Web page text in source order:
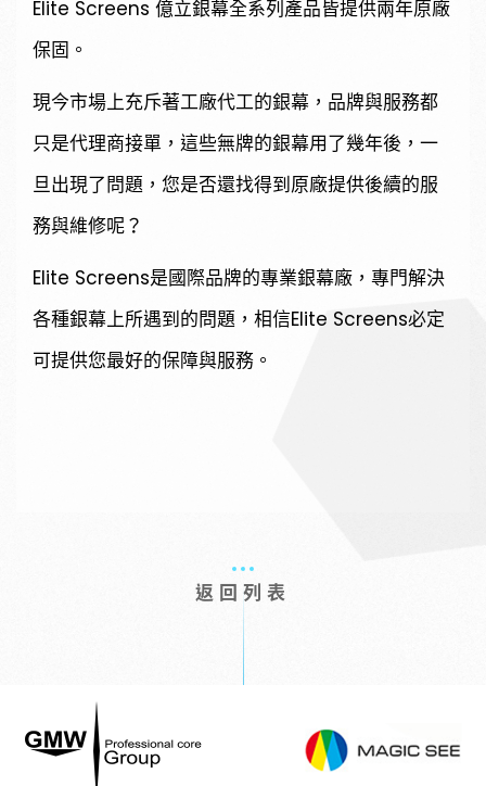
Elite Screens 億立銀幕全系列產品皆提供兩年原廠
保固。
現今市場上充斥著工廠代工的銀幕，品牌與服務都
只是代理商接單，這些無牌的銀幕用了幾年後，一
旦出現了問題，您是否還找得到原廠提供後續的服
務與維修呢？
Elite Screens是國際品牌的專業銀幕廠，專門解決
各種銀幕上所遇到的問題，相信Elite Screens必定
可提供您最好的保障與服務。
返回列表